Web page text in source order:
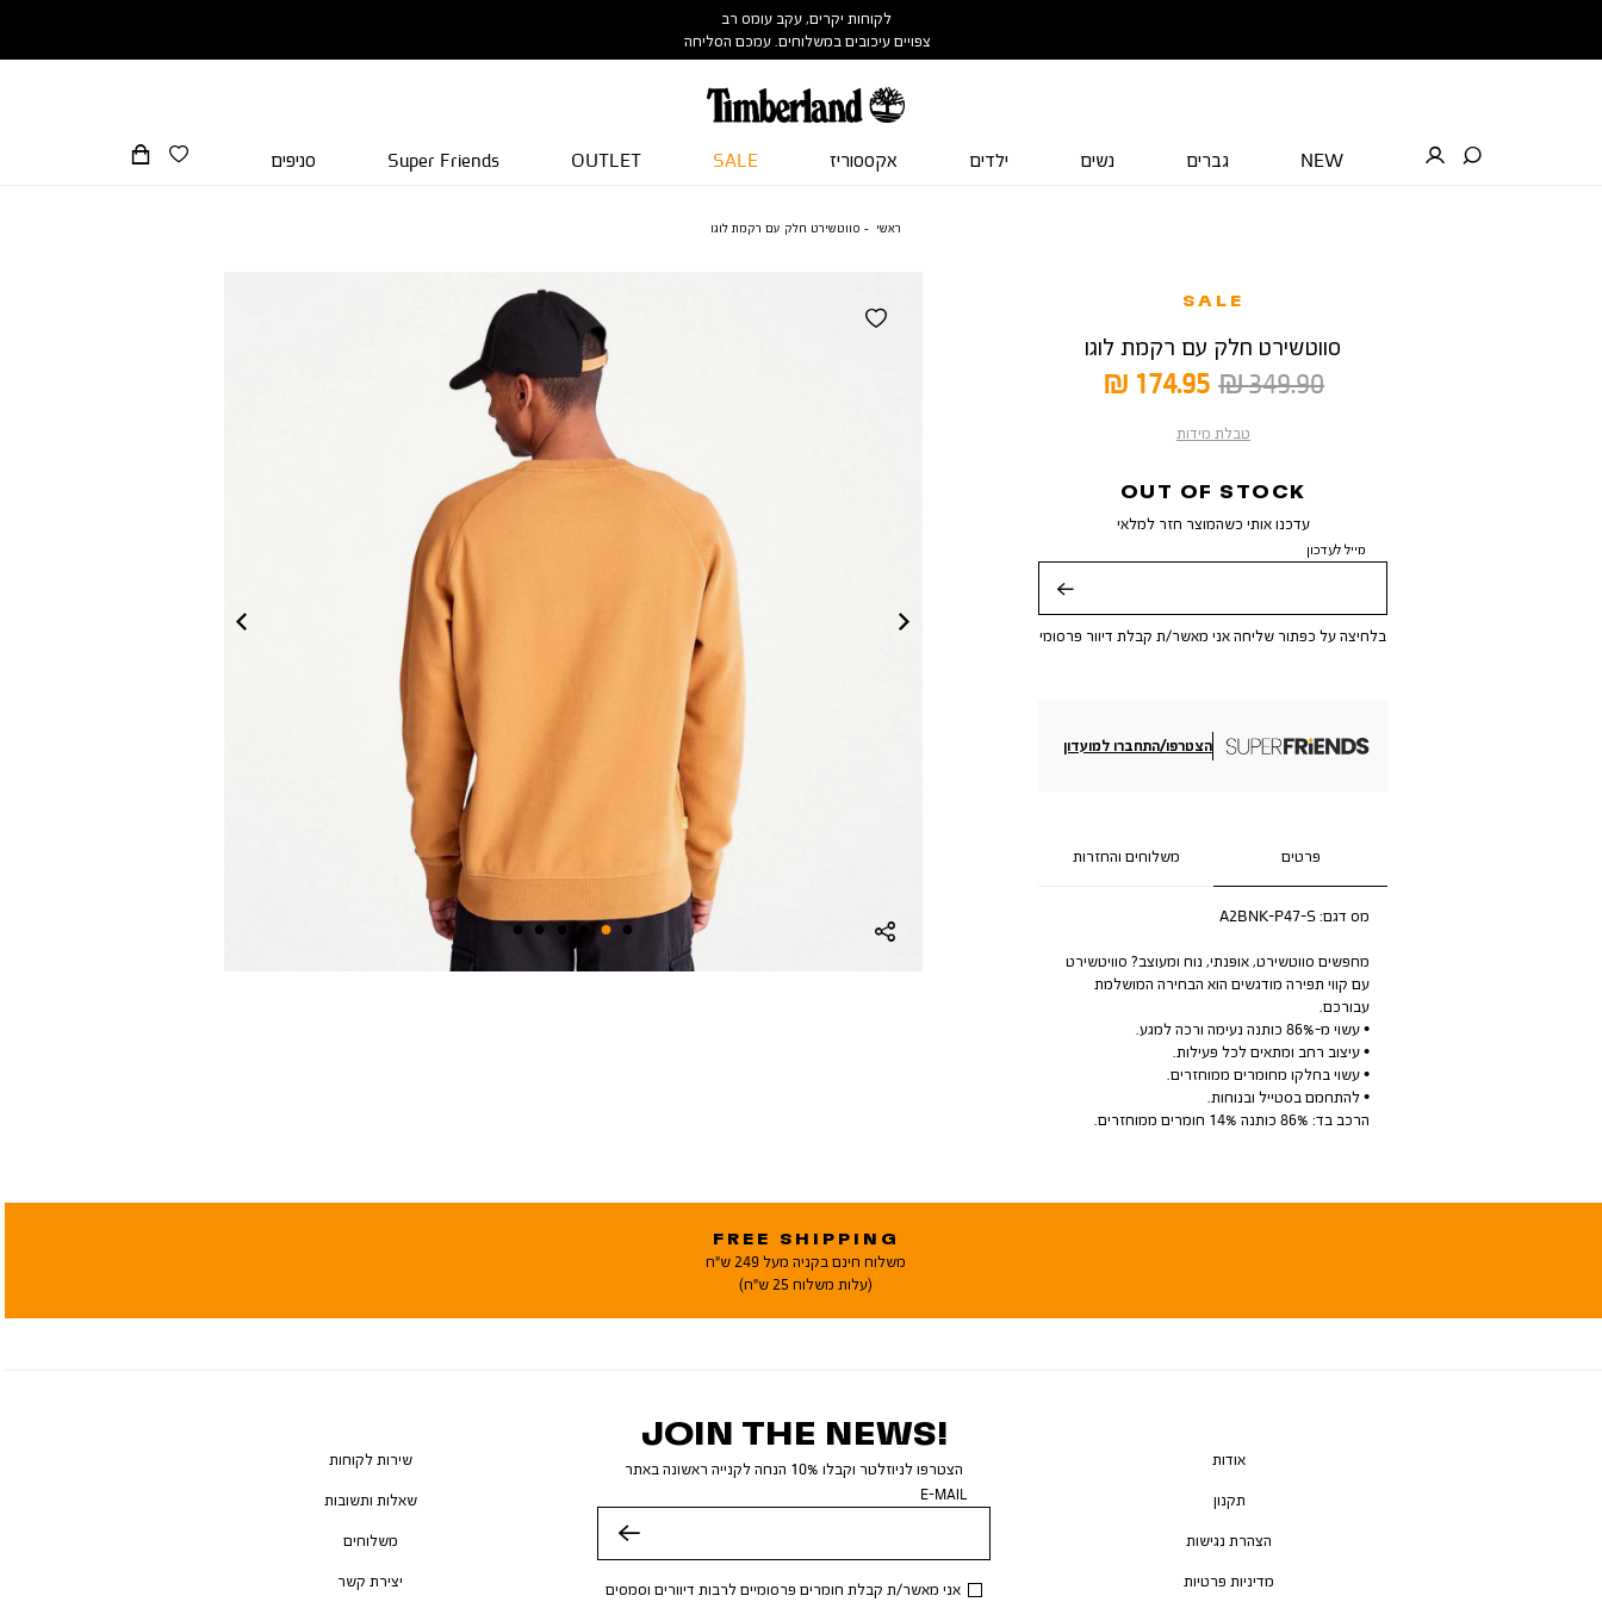
לקוחות יקרים, עקב עומס רב
צפויים עיכובים במשלוחים. עמכם הסליחה
NEW גברים נשים ילדים אקססוריז SALE
OUTLET
Super Friends סניפים
ראשי סווטשירט חלק עם רקמת לוגו
SALE
סווטשירט חלק עם רקמת לוגו
מחיר
174.95 ₪
מחיר
349.90 ₪
טבלת מידות
OUT OF STOCK
עדכנו אותי כשהמוצר חזר למלאי
מייל לעדכון
בלחיצה על כפתור שליחה אני מאשר/ת קבלת דיוור פרסומי
הצטרפו/התחברו למועדון
פרטים משלוחים והחזרות
מס דגם:A2BNK-P47-S
מחפשים סווטשירט, אופנתי, נוח ומעוצב? סוויטשירט
עם קווי תפירה מודגשים הוא הבחירה המושלמת
עבורכם.
• עשוי מ-86% כותנה נעימה ורכה למגע.
• עיצוב רחב ומתאים לכל פעילות.
• עשוי בחלקו מחומרים ממוחזרים.
• להתחמם בסטייל ובנוחות.
הרכב בד: 86% כותנה 14% חומרים ממוחזרים.
FREE SHIPPING
משלוח חינם בקניה מעל 249 ש"ח
(עלות משלוח 25 ש"ח)
JOIN THE NEWS!
הצטרפו לניוזלטר וקבלו 10% הנחה לקנייה ראשונה באתר
E-MAIL
אני מאשר/ת קבלת חומרים פרסומיים לרבות דיוורים וסמסים
אודות
תקנון
הצהרת נגישות
מדיניות פרטיות
שירות לקוחות
שאלות ותשובות
משלוחים
יצירת קשר